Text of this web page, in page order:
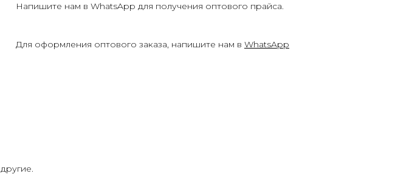
Напишите нам в WhatsApp для получения оптового прайса.
Для оформления оптового заказа, напишите нам в WhatsApp